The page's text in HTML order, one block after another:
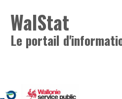
WalStat
Le portail